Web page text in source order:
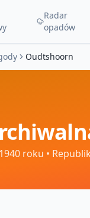
Radar
opadów
Oudtshoorn
roku •